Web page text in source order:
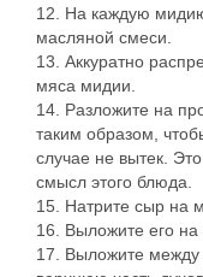
12. На каждую
масляной смеси.
13. Аккуратно
мяса мидии.
14. Разложите на
таким образом,
случае не вытек.
смысл этого блюда.
15. Натрите сыр на
16. Выложите его на
17. Выложите между